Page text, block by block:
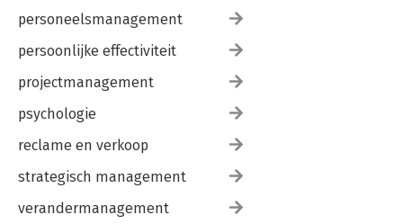
personeelsmanagement
persoonlijke effectiviteit
projectmanagement
psychologie
reclame en verkoop
strategisch management
verandermanagement